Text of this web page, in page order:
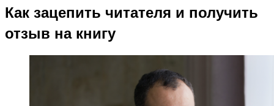
Как зацепить читателя и получить
отзыв на книгу